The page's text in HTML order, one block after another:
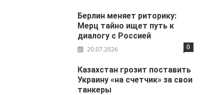
Берлин меняет риторику:
Мерц тайно ищет путь к
диалогу с Россией
20.07.2026 0
Казахстан грозит поставить
Украину «на счетчик» за свои
танкеры